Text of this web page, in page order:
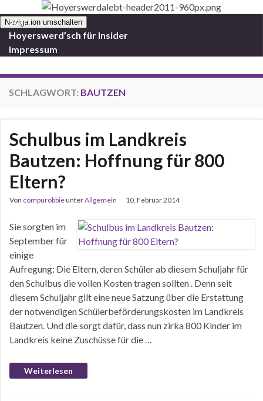
Navigation umschalten
Start
Hoyerswerd’sch für Insider
Impressum
SCHLAGWORT: BAUTZEN
Schulbus im Landkreis
Bautzen: Hoffnung für 800
Eltern?
Von compurobbieunterAllgemein 10. Februar 2014
Sie sorgten im
September für
einige
Aufregung: Die Eltern, deren Schüler ab diesem Schuljahr für
den Schulbus die vollen Kosten tragen sollten . Denn seit
diesem Schuljahr gilt eine neue Satzung über die Erstattung
der notwendigen Schülerbeförderungskosten im Landkreis
Bautzen. Und die sorgt dafür, dass nun zirka 800 Kinder im
Landkreis keine Zuschüsse für die …
Weiterlesen